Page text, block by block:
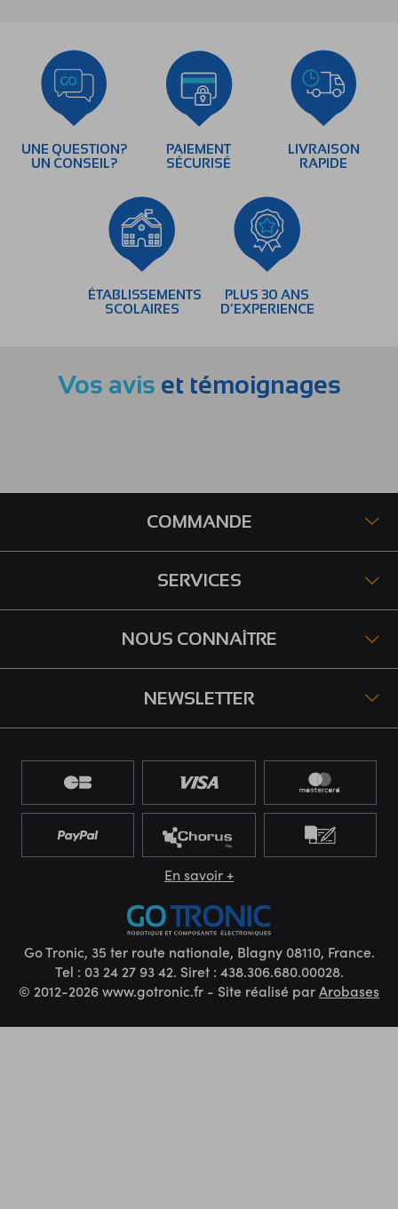
UNE QUESTION?
UN CONSEIL?
PAIEMENT
SÉCURISÉ
LIVRAISON
RAPIDE
ÉTABLISSEMENTS
SCOLAIRES
PLUS 30 ANS
D’EXPERIENCE
Vos avis et témoignages
COMMANDE
SERVICES
NOUS CONNAÎTRE
NEWSLETTER
En savoir +
Go Tronic, 35 ter route nationale, Blagny 08110, France.
Tel : 03 24 27 93 42. Siret : 438.306.680.00028.
© 2012-2026 www.gotronic.fr - Site réalisé parArobases